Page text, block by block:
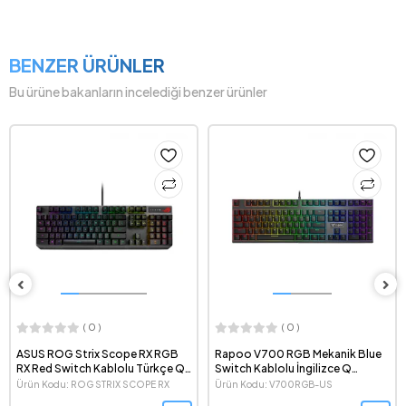
BENZER ÜRÜNLER
Bu ürüne bakanların incelediği benzer ürünler
( 0 )
ASUS ROG Strix Scope RX RGB
RX Red Switch Kablolu Türkçe Q
Mekanik Oyuncu Klavyesi
Ürün Kodu: ROG STRIX SCOPE RX
( 0 )
Rapoo V700 RGB Mekanik Blue
Switch Kablolu İngilizce Q
Oyuncu Klavyesi
Ürün Kodu: V700RGB-US